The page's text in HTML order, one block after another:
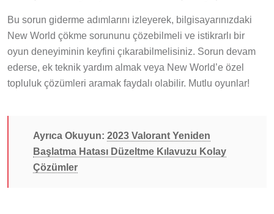
Bu sorun giderme adımlarını izleyerek, bilgisayarınızdaki
New World çökme sorununu çözebilmeli ve istikrarlı bir
oyun deneyiminin keyfini çıkarabilmelisiniz. Sorun devam
ederse, ek teknik yardım almak veya New World’e özel
topluluk çözümleri aramak faydalı olabilir. Mutlu oyunlar!
Ayrıca Okuyun: 2023 Valorant Yeniden
Başlatma Hatası Düzeltme Kılavuzu Kolay
Çözümler